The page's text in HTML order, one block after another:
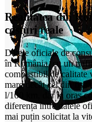
Realitatea din
costuri reale
Datele oficiale de
în România, cu un
combustibil de calitate
mare decât cel din
l/100 km, dar în oraș
diferența între datele
mai puțin solicitat la